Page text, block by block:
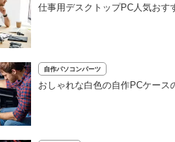
仕事用デスクトップPC人気おす
自作パソコンパーツ
おしゃれな白色の自作PCケース